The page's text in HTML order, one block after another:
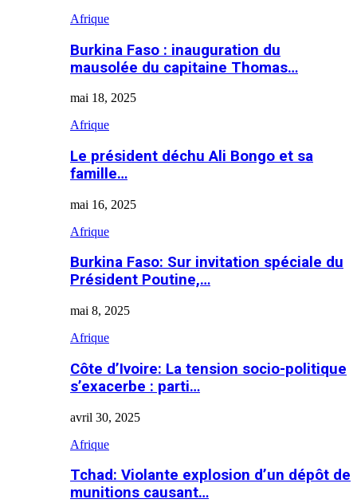
Afrique
Burkina Faso : inauguration du
mausolée du capitaine Thomas…
mai 18, 2025
Afrique
Le président déchu Ali Bongo et sa
famille…
mai 16, 2025
Afrique
Burkina Faso: Sur invitation spéciale du
Président Poutine,…
mai 8, 2025
Afrique
Côte d’Ivoire: La tension socio-politique
s’exacerbe : parti…
avril 30, 2025
Afrique
Tchad: Violante explosion d’un dépôt de
munitions causant…